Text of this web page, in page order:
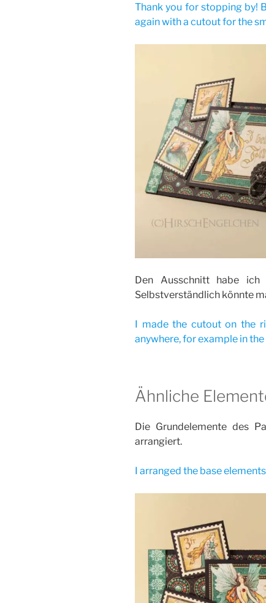
Thank you for stopping by!
again with a cutout for the
Den Ausschnitt habe
Selbstverständlich könnte
I made the cutout on the
anywhere, for example in the
Ähnliche
Die Grundelemente des
arrangiert.
I arranged the base